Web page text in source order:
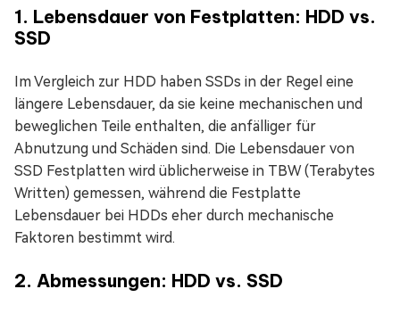
1. Lebensdauer von Festplatten: HDD vs.
SSD
Im Vergleich zur HDD haben SSDs in der Regel eine
längere Lebensdauer, da sie keine mechanischen und
beweglichen Teile enthalten, die anfälliger für
Abnutzung und Schäden sind. Die Lebensdauer von
SSD Festplatten wird üblicherweise in TBW (Terabytes
Written) gemessen, während die Festplatte
Lebensdauer bei HDDs eher durch mechanische
Faktoren bestimmt wird.
2. Abmessungen: HDD vs. SSD